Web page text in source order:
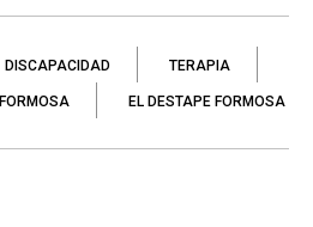
DISCAPACIDAD TERAPIA
FORMOSA EL DESTAPE FORMOSA